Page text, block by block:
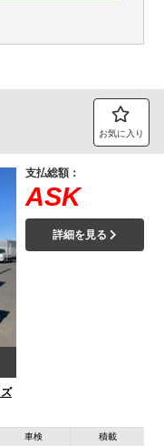
お気に入り
支払総額：
ASK
詳細を見る
車検 積載